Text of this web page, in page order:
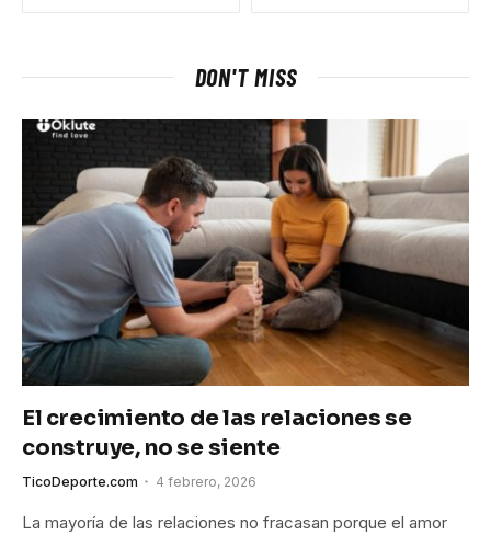
DON'T MISS
El crecimiento de las relaciones se
construye, no se siente
TicoDeporte.com 4 febrero, 2026
La mayoría de las relaciones no fracasan porque el amor